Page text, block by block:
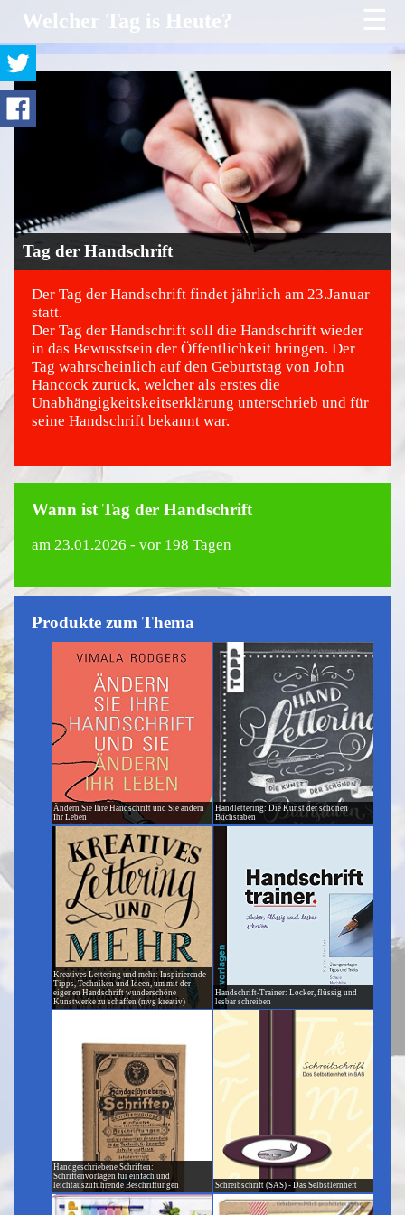
Welcher Tag is Heute? ☰
Tag der Handschrift
©
Der Tag der Handschrift findet jährlich am 23.Januar
statt.
Der Tag der Handschrift soll die Handschrift wieder
in das Bewusstsein der Öffentlichkeit bringen. Der
Tag wahrscheinlich auf den Geburtstag von John
Hancock zurück, welcher als erstes die
Unabhängigkeitskeitserklärung unterschrieb und für
seine Handschrift bekannt war.
Wann ist Tag der Handschrift
am 23.01.2026 - vor 198 Tagen
Produkte zum Thema
Ändern Sie Ihre Handschrift und Sie ändern
Ihr Leben
Handlettering: Die Kunst der schönen
Buchstaben
Kreatives Lettering und mehr: Inspirierende
Tipps, Techniken und Ideen, um mit der
eigenen Handschrift wunderschöne
Kunstwerke zu schaffen (mvg kreativ)
Handschrift-Trainer: Locker, flüssig und
lesbar schreiben
Handgeschriebene Schriften:
Schriftenvorlagen für einfach und
leichtauszuführende Beschriftungen
Schreibschrift (SAS) - Das Selbstlernheft